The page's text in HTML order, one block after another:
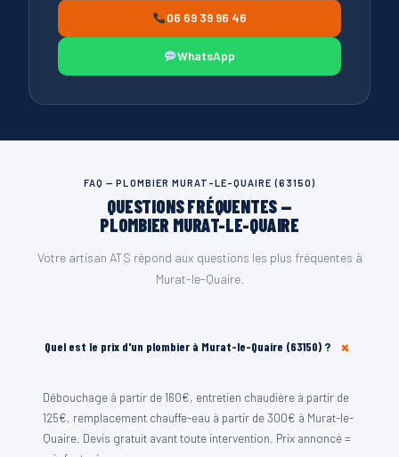
06 69 39 96 46
WhatsApp
FAQ — PLOMBIER MURAT-LE-QUAIRE (63150)
QUESTIONS FRÉQUENTES —
PLOMBIER MURAT-LE-QUAIRE
Votre artisan ATS répond aux questions les plus fréquentes à
Murat-le-Quaire.
Quel est le prix d'un plombier à Murat-le-Quaire (63150) ? +
Débouchage à partir de 160€, entretien chaudière à partir de
125€, remplacement chauffe-eau à partir de 300€ à Murat-le-
Quaire. Devis gratuit avant toute intervention. Prix annoncé =